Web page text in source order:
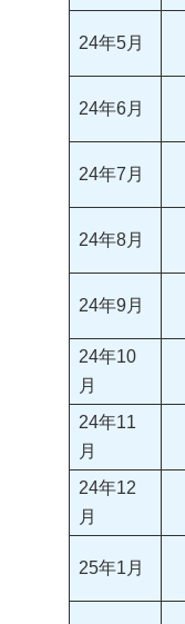
24年5月
24年6月
24年7月
24年8月
24年9月
24年10
月
24年11
月
24年12
月
25年1月